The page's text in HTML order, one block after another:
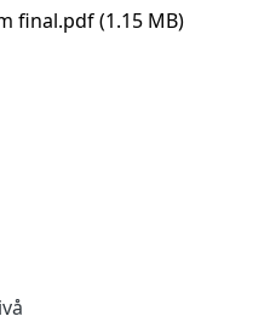
final.pdf(1.15 MB)